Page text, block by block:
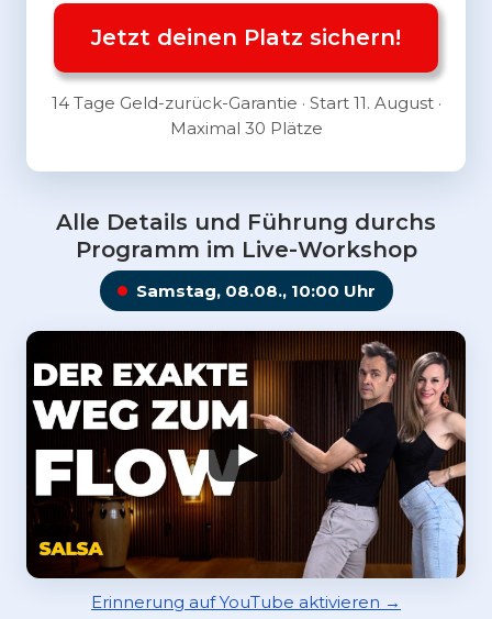
Jetzt deinen Platz sichern!
14 Tage Geld-zurück-Garantie · Start 11. August ·
Maximal 30 Plätze
Alle Details und Führung durchs
Programm im Live-Workshop
Samstag, 08.08., 10:00 Uhr
Erinnerung auf YouTube aktivieren →